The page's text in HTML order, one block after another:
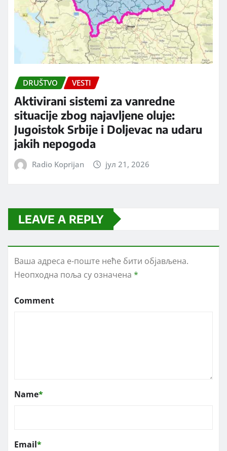
DRUŠTVO VESTI
Aktivirani sistemi za vanredne
situacije zbog najavljene oluje:
Jugoistok Srbije i Doljevac na udaru
jakih nepogoda
Radio Koprijan јул 21, 2026
LEAVE A REPLY
Ваша адреса е-поште неће бити објављена.
Неопходна поља су означена *
Comment
Name*
Email*